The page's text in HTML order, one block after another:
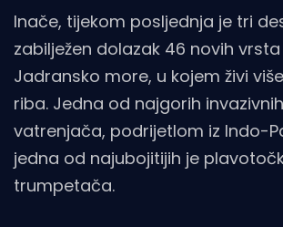
Inače, tijekom posljednja je tri
zabilježen dolazak 46 novih
Jadransko more, u kojem živi
riba. Jedna od najgorih
vatrenjača, podrijetlom iz Indo-
jedna od najubojitijih je
trumpetača.